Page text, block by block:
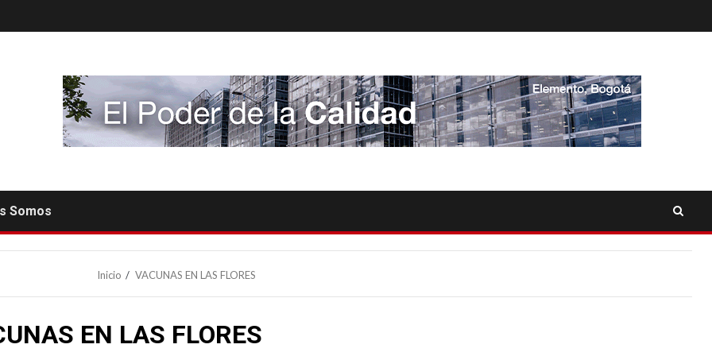
Somos
Inicio VACUNAS EN LAS FLORES
EN LAS FLORES